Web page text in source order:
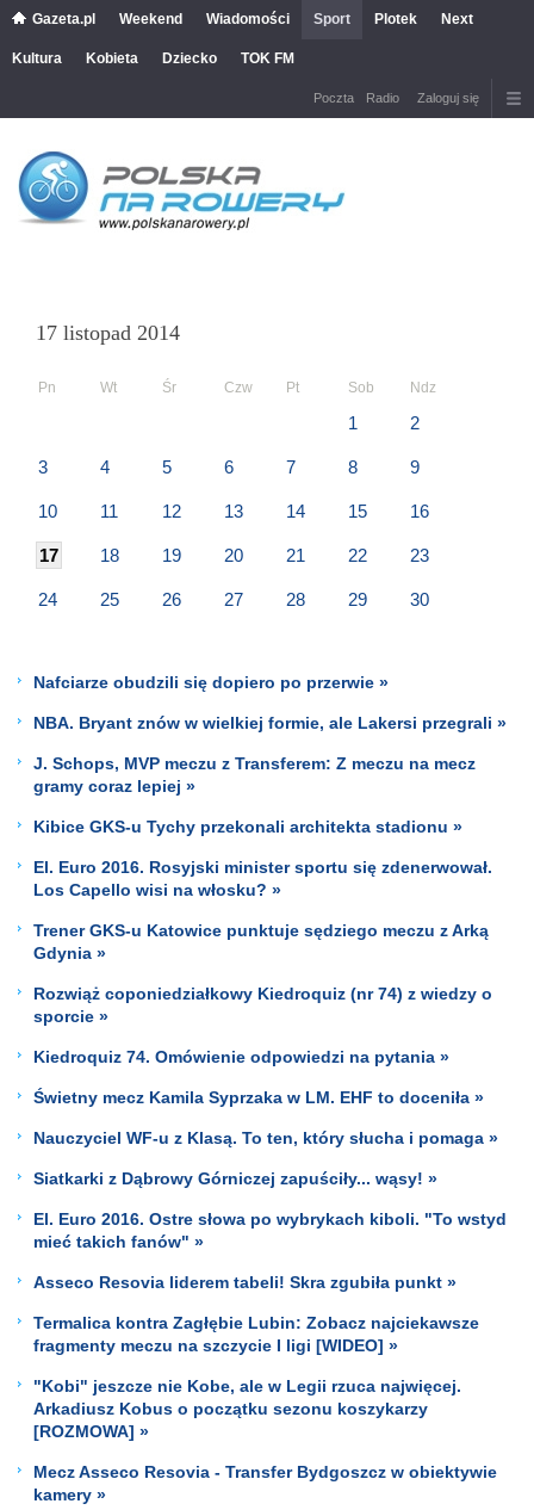
Gazeta.pl Weekend Wiadomości Sport Plotek Next
Kultura Kobieta Dziecko TOK FM
Poczta Radio Zaloguj się
17 listopad 2014
Pn Wt Śr Czw Pt Sob Ndz
1 2
3 4 5 6 7 8 9
10 11 12 13 14 15 16
17 18 19 20 21 22 23
24 25 26 27 28 29 30
Nafciarze obudzili się dopiero po przerwie »
NBA. Bryant znów w wielkiej formie, ale Lakersi przegrali »
J. Schops, MVP meczu z Transferem: Z meczu na mecz
gramy coraz lepiej »
Kibice GKS-u Tychy przekonali architekta stadionu »
El. Euro 2016. Rosyjski minister sportu się zdenerwował.
Los Capello wisi na włosku? »
Trener GKS-u Katowice punktuje sędziego meczu z Arką
Gdynia »
Rozwiąż coponiedziałkowy Kiedroquiz (nr 74) z wiedzy o
sporcie »
Kiedroquiz 74. Omówienie odpowiedzi na pytania »
Świetny mecz Kamila Syprzaka w LM. EHF to doceniła »
Nauczyciel WF-u z Klasą. To ten, który słucha i pomaga »
Siatkarki z Dąbrowy Górniczej zapuściły... wąsy! »
El. Euro 2016. Ostre słowa po wybrykach kiboli. "To wstyd
mieć takich fanów" »
Asseco Resovia liderem tabeli! Skra zgubiła punkt »
Termalica kontra Zagłębie Lubin: Zobacz najciekawsze
fragmenty meczu na szczycie I ligi [WIDEO] »
"Kobi" jeszcze nie Kobe, ale w Legii rzuca najwięcej.
Arkadiusz Kobus o początku sezonu koszykarzy
[ROZMOWA] »
Mecz Asseco Resovia - Transfer Bydgoszcz w obiektywie
kamery »